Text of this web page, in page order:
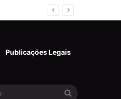
Publicações Legais
Procurar